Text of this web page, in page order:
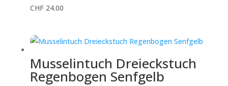
CHF24.00
Musselintuch Dreieckstuch
Regenbogen Senfgelb